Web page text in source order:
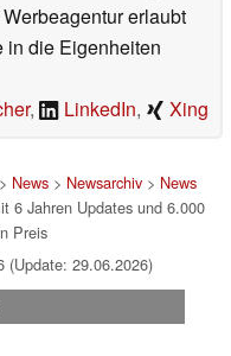
erlaubt
in die Eigenheiten
, LinkedIn, Xing
News> Newsarchiv> News
6 Jahren Updates und 6.000
Preis
(Update: 29.06.2026)